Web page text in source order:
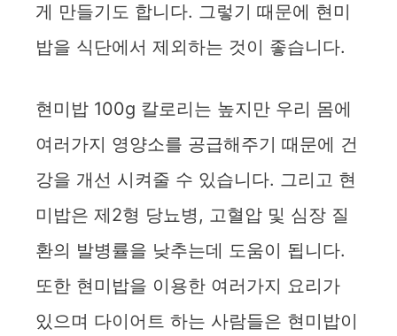
게 만들기도 합니다. 그렇기 때문에 현미
밥을 식단에서 제외하는 것이 좋습니다.
현미밥 100g 칼로리는 높지만 우리 몸에
여러가지 영양소를 공급해주기 때문에 건
강을 개선 시켜줄 수 있습니다. 그리고 현
미밥은 제2형 당뇨병, 고혈압 및 심장 질
환의 발병률을 낮추는데 도움이 됩니다.
또한 현미밥을 이용한 여러가지 요리가
있으며 다이어트 하는 사람들은 현미밥이